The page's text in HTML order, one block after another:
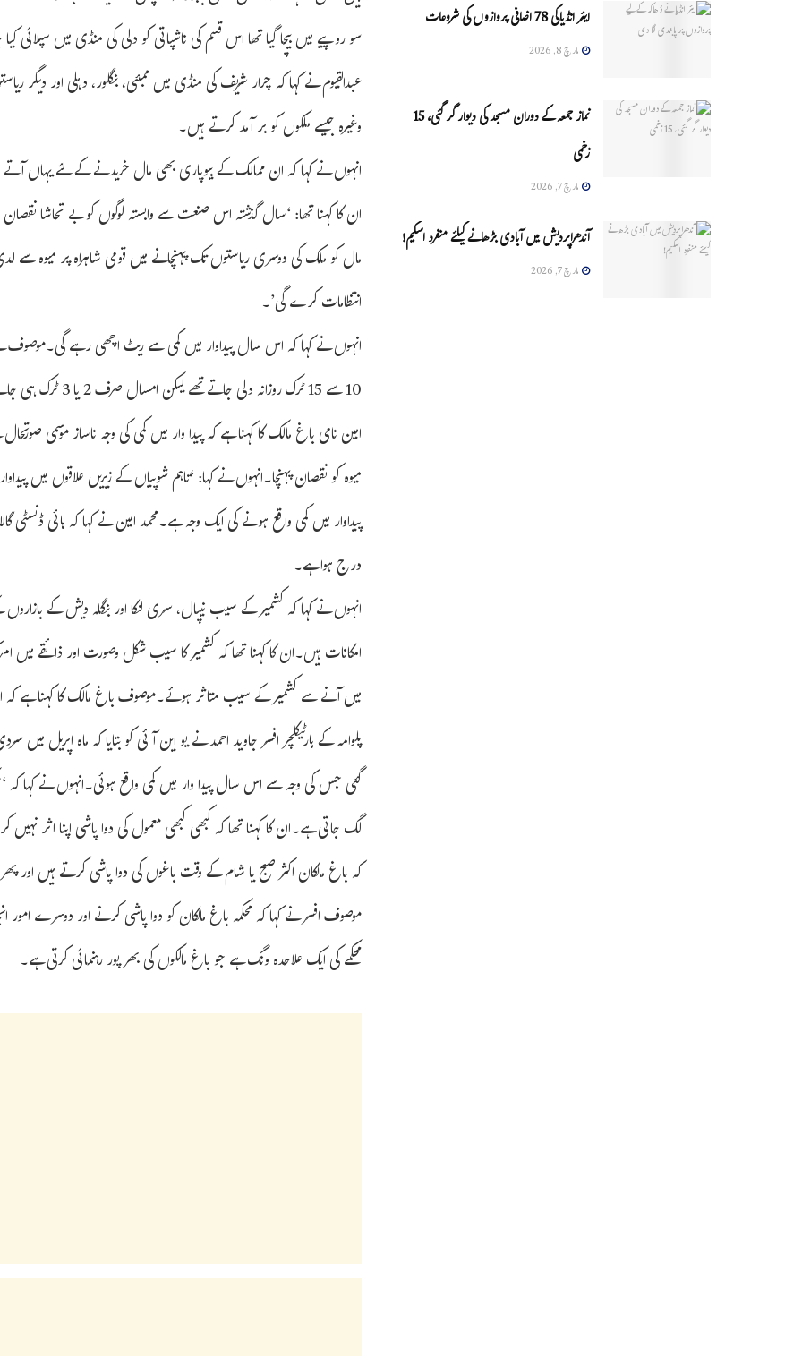
سو روپیے میں بیچا گیا تھا اس قسم کی ناشپاتی کو دلی کی منڈی میں سپلائی
عبدالقیوم نے کہا کہ چرار شریف کی منڈی میں ممبئی، بنگلور، دہلی اور دیگر
وغیرہ جیسے ملکوں کو بر آمد کرتے ہیں۔
انہوں نے کہا کہ ان ممالک کے بیوپاری بھی مال خریدنے کے لئے یہاں
ان کا کہنا تھا: ‘سال گذشتہ اس صنعت سے وابستہ لوگوں کو بے تحاشا نقصان
مال کو ملک کی دوسری ریاستوں تک پہنچانے میں قومی شاہراہ پر میوہ سے
انتظامات کرے گی’۔
انہوں نے کہا کہ اس سال پیداوار میں کمی سے ریٹ اچھی رہے
10 سے 15 ٹرک
امین نامی باغ مالک کا کہنا ہے کہ پیدا وار میں کمی کی وجہ ناساز موسمی
میوہ کو نقصان پہنچا۔انہوں نے کہا: ‘تاہم شوپیاں کے زیریں علاقوں میں
پیداوار میں کمی واقع ہونے کی ایک وجہ ہے۔محمد امین نے کہا کہ ہائی
درج ہوا ہے۔
انہوں نے کہا کہ کشمیر کے سیب نیپال، سری لنکا اور بنگلہ دیش کے
امکانات ہیں۔ان کا کہنا تھا کہ کشمیر کا سیب شکل وصورت اور ذائقے
میں آنے سے کشمیر کے سیب متاثر ہوئے۔موصوف باغ مالک کا کہنا ہے
پلوامہ کے ہارٹیکلچر افسر جاوید احمد نے یو این آئی کو بتایا کہ ماہ
گئی جس کی وجہ سے اس سال پیدا وار میں کمی واقع ہوئی۔انہوں نے کہا
لگ جاتی ہے۔ان کا کہنا تھا کہ کبھی کبھی معمول کی دوا پاشی اپنا اثر
کہ باغ مالکان اکثر صبح یا شام کے وقت باغوں کی دوا پاشی کرتے ہیں اور
موصوف افسر نے کہا کہ محکمہ باغ مالکان کو دوا پاشی کرنے اور دوسرے
محکمے کی ایک علاحدہ ونگ ہے جو باغ مالکوں کی بھر پور رہنمائی کرتی ہے۔
ایئر انڈیاکی 78 اضافی پروازوں کی شروعات
مارچ 8, 2026
نماز جمعہ کے دوران مسجد کی دیوار گر گئی، 15
زخمی
مارچ 7, 2026
آندھراپردیش میں آبادی بڑھانے کیلئے منفرد اسکیم!
مارچ 7, 2026